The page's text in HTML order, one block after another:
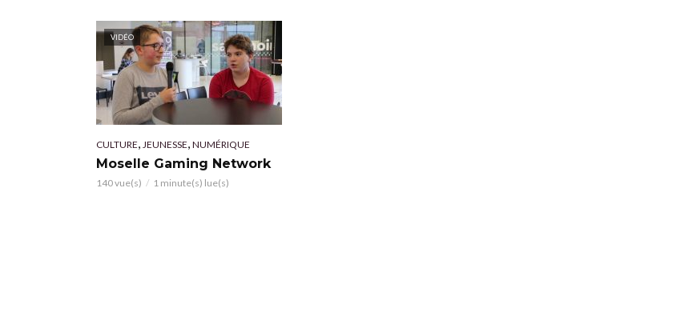
VIDÉO
CULTURE, JEUNESSE, NUMÉRIQUE
Moselle Gaming Network
140 vue(s) 1 minute(s) lue(s)